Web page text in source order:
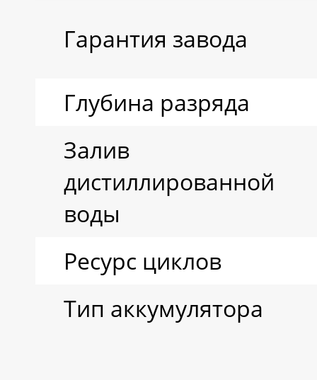
Гарантия завода
Глубина разряда
Залив
дистиллированной
воды
Ресурс циклов
Тип аккумулятора